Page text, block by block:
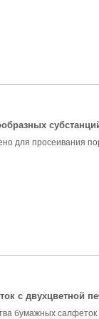
для просеивания
с двухцветной
бумажных